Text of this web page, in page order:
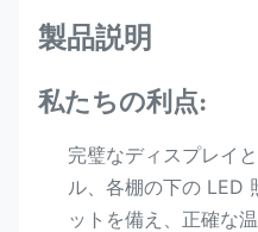
製品説明
私たちの利点:
完璧なディスプレイ
ル、各棚の下の LED
ットを備え、正確な